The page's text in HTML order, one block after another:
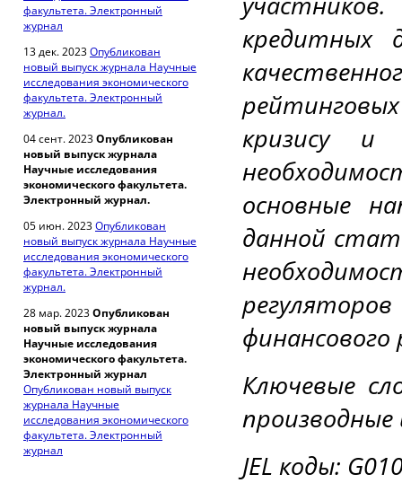
факультета. Электронный
журнал
13 дек. 2023Опубликован
новый выпуск журнала Научные
исследования экономического
факультета. Электронный
журнал.
04 сент. 2023Опубликован
новый выпуск журнала
Научные исследования
экономического факультета.
Электронный журнал.
05 июн. 2023Опубликован
новый выпуск журнала Научные
исследования экономического
факультета. Электронный
журнал.
28 мар. 2023Опубликован
новый выпуск журнала
Научные исследования
экономического факультета.
Электронный журнал
Опубликован новый выпуск
журнала Научные
исследования экономического
факультета. Электронный
журнал
кредитных
кризису и
основные
данной
финансового
Ключевые
производные
JEL коды: